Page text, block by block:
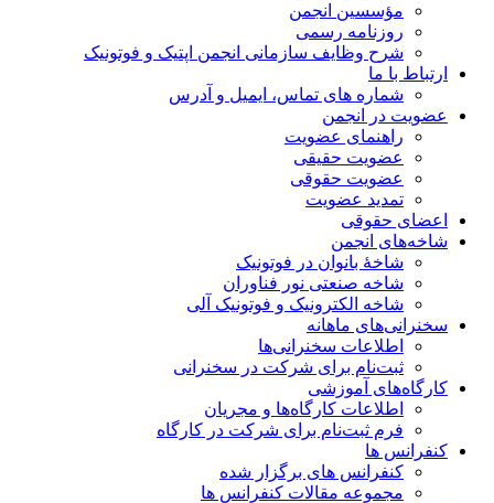
مؤسسین انجمن
روزنامه رسمی
شرح وظایف سازمانی انجمن اپتیک و فوتونیک
ارتباط با ما
شماره های تماس، ایمیل و آدرس
عضویت در انجمن
راهنمای عضویت
عضویت حقیقی
عضویت حقوقی
تمدید عضویت
اعضای حقوقی
شاخه‌های انجمن
شاخۀ بانوان در فوتونیک
شاخه صنعتی نور فناوران
شاخه‌ الکترونیک و فوتونیک آلی
سخنرانی‌های ماهانه
اطلاعات سخنرانی‌‌ها
ثبت‌نام برای شرکت در سخنرانی
کارگاه‌های آموزشی
اطلاعات کارگاه‌ها و مجریان
فرم ثبت‌نام برای شرکت در کارگاه
کنفرانس ها
کنفرانس های برگزار شده
مجموعه مقالات کنفرانس ها